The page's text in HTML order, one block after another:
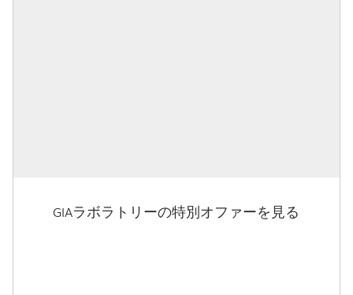
GIAラボラトリーの特別オファーを見る